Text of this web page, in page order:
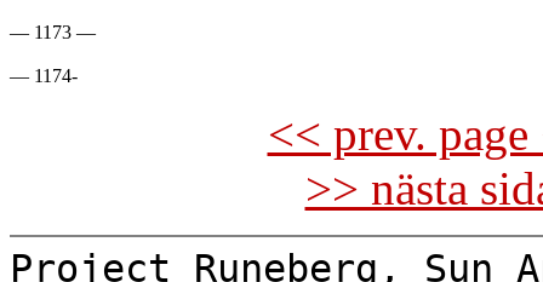
— 1173 —
<< prev.
>> nästa
Project Runeberg, Sun